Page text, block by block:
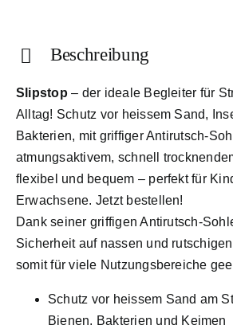
Beschreibung
Slipstop – der ideale Begleiter für
Alltag! Schutz vor heissem Sand,
Bakterien, mit griffiger Antirutsch-
atmungsaktivem, schnell
flexibel und bequem – perfekt für
Erwachsene. Jetzt bestellen!
Dank seiner griffigen Antirutsch-
Sicherheit auf nassen und
somit für viele Nutzungsbereiche
Schutz vor heissem Sand am
Bienen, Bakterien und Keimen